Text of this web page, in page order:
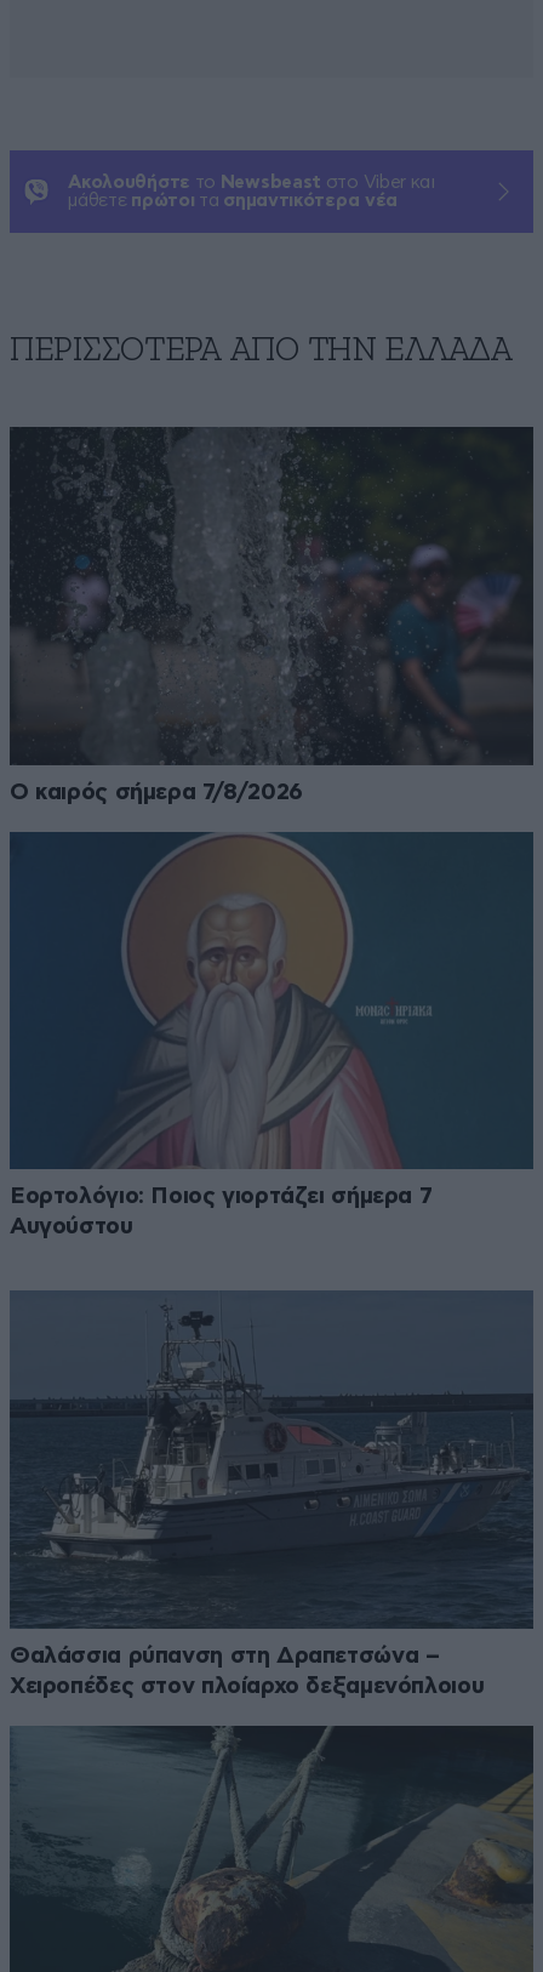
Ακολουθήστε το Newsbeast στο Viber και
μάθετε πρώτοι τα σημαντικότερα νέα
ΠΕΡΙΣΣΟΤΕΡΑ ΑΠΟ ΤΗΝ ΕΛΛΑΔΑ
Ο καιρός σήμερα 7/8/2026
Εορτολόγιο: Ποιος γιορτάζει σήμερα 7
Αυγούστου
Θαλάσσια ρύπανση στη Δραπετσώνα –
Χειροπέδες στον πλοίαρχο δεξαμενόπλοιου